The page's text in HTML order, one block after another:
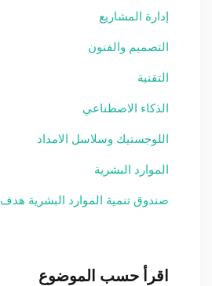
إدارة المشاريع
التصميم والفنون
التقنية
الذكاء الاصطناعي
اللوجستيك وسلاسل الامداد
الموارد البشرية
صندوق تنمية الموارد البشرية هدف
اقرأ حسب الموضوع